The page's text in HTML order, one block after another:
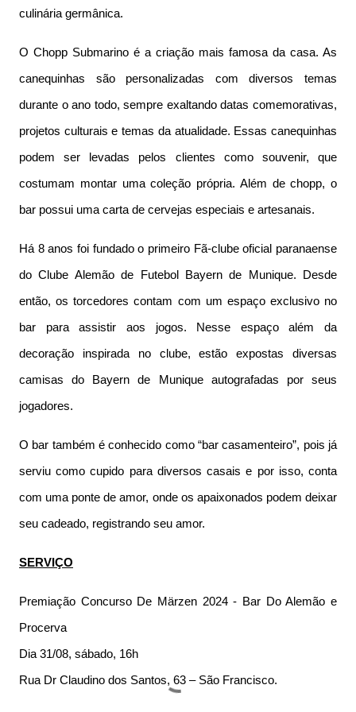
culinária germânica.
O Chopp Submarino é a criação mais famosa da casa. As
canequinhas são personalizadas com diversos temas
durante o ano todo, sempre exaltando datas comemorativas,
projetos culturais e temas da atualidade. Essas canequinhas
podem ser levadas pelos clientes como souvenir, que
costumam montar uma coleção própria. Além de chopp, o
bar possui uma carta de cervejas especiais e artesanais.
Há 8 anos foi fundado o primeiro Fã-clube oficial paranaense
do Clube Alemão de Futebol Bayern de Munique. Desde
então, os torcedores contam com um espaço exclusivo no
bar para assistir aos jogos. Nesse espaço além da
decoração inspirada no clube, estão expostas diversas
camisas do Bayern de Munique autografadas por seus
jogadores.
O bar também é conhecido como “bar casamenteiro”, pois já
serviu como cupido para diversos casais e por isso, conta
com uma ponte de amor, onde os apaixonados podem deixar
seu cadeado, registrando seu amor.
SERVIÇO
Premiação Concurso De Märzen 2024 - Bar Do Alemão e
Procerva
Dia 31/08, sábado, 16h
Rua Dr Claudino dos Santos, 63 – São Francisco.